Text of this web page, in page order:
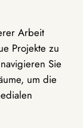
Arbeit
Projekte zu
Sie
um die